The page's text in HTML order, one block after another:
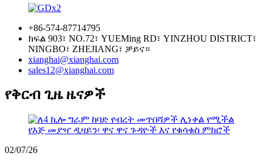
+86-574-87714795
ክፍል 903፣ NO.72፣ YUEMing RD፣ YINZHOU DISTRICT፣
NINGBO፣ ZHEJIANG፣ ቻይና።
xianghai@xianghai.com
sales12@xianghai.com
የቅርብ ጊዜ ዜናዎች
02/07/26